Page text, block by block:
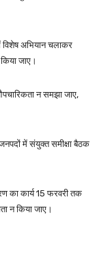
विशेष अभियान चलाकर
जाए।
न समझा जाए,
में संयुक्त समीक्षा बैठक
का कार्य 15 फरवरी तक
न किया जाए।